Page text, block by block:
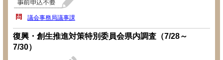
議会事務局議事課
復興・創生推進対策特別委員会県内調査（7/28～
7/30）